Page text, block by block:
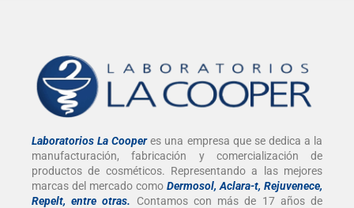
Laboratorios La Cooperes una empresa que se dedica a la
manufacturación, fabricación y comercialización de
productos de cosméticos. Representando a las mejores
marcas del mercado como Dermosol, Aclara-t, Rejuvenece,
Repelt, entre otras. Contamos con más de 17 años de